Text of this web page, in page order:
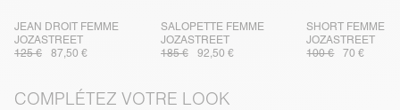
JEAN DROIT FEMME
JOZASTREET
125 €
87,50 €
SALOPETTE FEMME
JOZASTREET
185 €
92,50 €
SHORT FEMME
JOZASTREET
100 €
70 €
COMPLÉTEZ VOTRE LOOK